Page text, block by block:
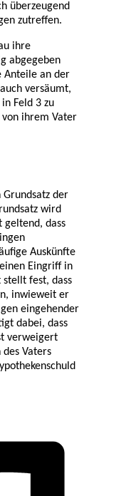
überzeugend
zutreffen.
ihre
abgegeben
Anteile an der
versäumt,
Feld 3 zu
ihrem Vater
der
wird
geltend, dass
Auskünfte
Eingriff in
fest, dass
inwieweit er
eingehender
dabei, dass
verweigert
Vaters